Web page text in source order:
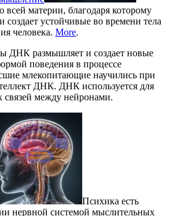
материи, благодаря которому
создает устойчивые во времени тела
человека. More.
ДНК размышляет и создает новые
поведения в процессе
млекопитающие научились при
ДНК. ДНК используется для
между нейронами.
Психика есть
нервной системой мыслительных